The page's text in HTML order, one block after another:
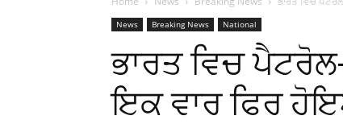
News Breaking News National
ਭਾਰਤ ਵਿਚ
ਇਕ ਵਾਰ ਫਿਰ